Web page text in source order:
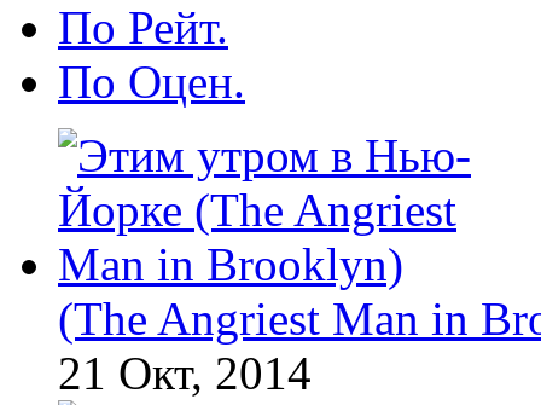
По Рейт.
По Оцен.
(The Angriest Man in
21 Окт, 2014